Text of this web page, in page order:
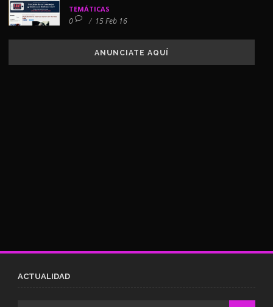
TEMÁTICAS
0 / 15 Feb 16
ANUNCIATE AQUÍ
ACTUALIDAD